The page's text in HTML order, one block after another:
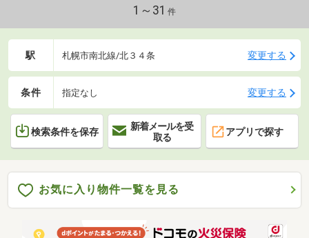
1～31 件
駅 札幌市南北線/北３４条 変更する
条件 指定なし 変更する
検索条件を保存
新着メールを受
取る
アプリで探す
お気に入り物件一覧を見る